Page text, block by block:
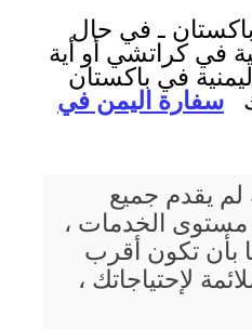
ـ في حال
في كراتشي أو أية
في باكستان
سفارة اليمن في
لم يقدم جميع
الخدمات ،
بأن تكون أقرب
لإحتياجاتك ،